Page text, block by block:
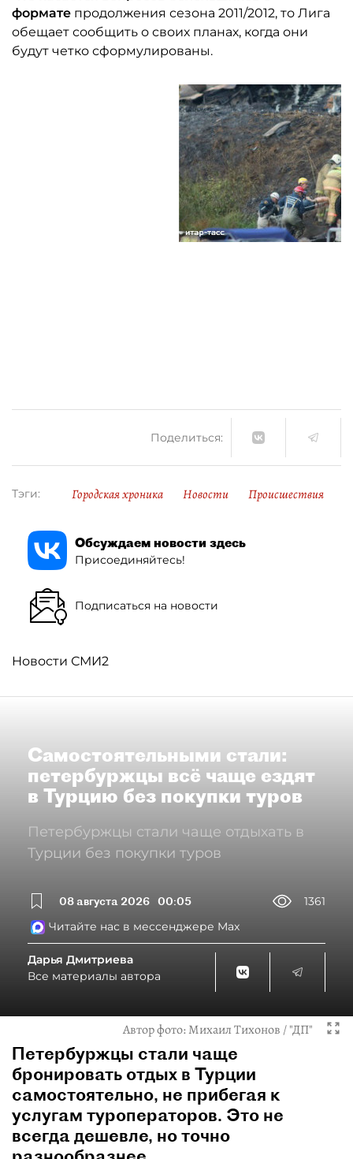
формате продолжения сезона 2011/2012, то Лига
обещает сообщить о своих планах, когда они
будут четко сформулированы.
Поделиться:
Тэги: Городская хроника Новости Происшествия
Обсуждаем новости здесь
Присоединяйтесь!
Подписаться на новости
Новости СМИ2
Самостоятельными стали:
петербуржцы всё чаще ездят
в Турцию без покупки туров
Петербуржцы стали чаще отдыхать в
Турции без покупки туров
08 августа 2026 00:05
1361
Читайте нас в мессенджере Max
Дарья Дмитриева
Все материалы автора
Автор фото:Михаил Тихонов / "ДП"
Петербуржцы стали чаще
бронировать отдых в Турции
самостоятельно, не прибегая к
услугам туроператоров. Это не
всегда дешевле, но точно